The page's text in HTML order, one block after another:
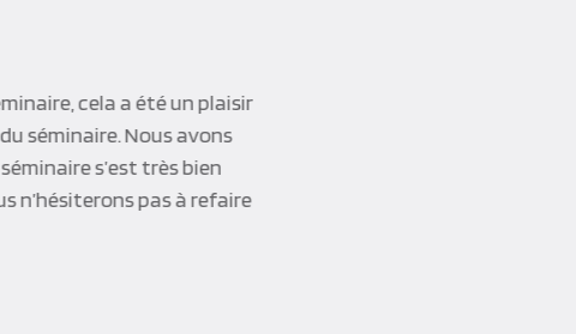
cela a été un plaisir
séminaire. Nous avons
s’est très bien
n’hésiterons pas à refaire